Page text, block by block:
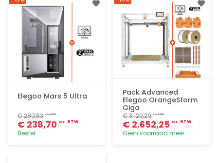
Elegoo Mars 5 Ultra
€ 280,83ex. BTW
€ 238,70 ex. BTW
Bestel
Pack Advanced
Elegoo OrangeStorm
Giga
€ 3.120,29ex. BTW
€ 2.652,25 ex. BTW
Geen voorraad meer